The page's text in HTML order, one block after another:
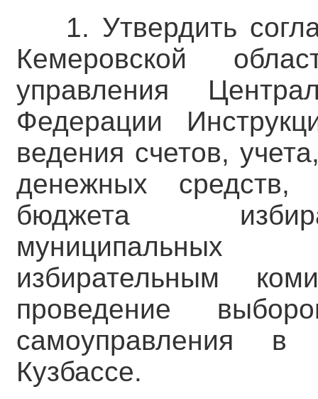
1. Утвердить
Кемеровской
управления
Федерации
ведения счетов,
денежных средств,
бюджета
муниципальных
избирательным
проведение
самоуправления
Кузбассе.